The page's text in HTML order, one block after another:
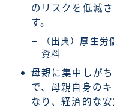
のリスクを低減
す。
（出典）厚生労
資料
母親に集中しが
で、母親自身の
なり、経済的な